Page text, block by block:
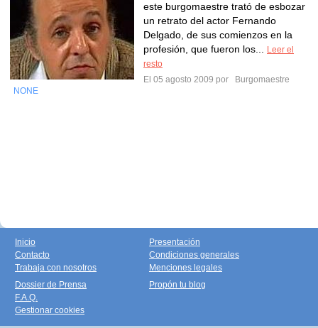
este burgomaestre trató de esbozar
un retrato del actor Fernando
Delgado, de sus comienzos en la
profesión, que fueron los...
Leer el
resto
El 05 agosto 2009 por
Burgomaestre
NONE
Inicio
Contacto
Trabaja con nosotros
Presentación
Condiciones generales
Menciones legales
Dossier de Prensa
F.A.Q.
Gestionar cookies
Propón tu blog